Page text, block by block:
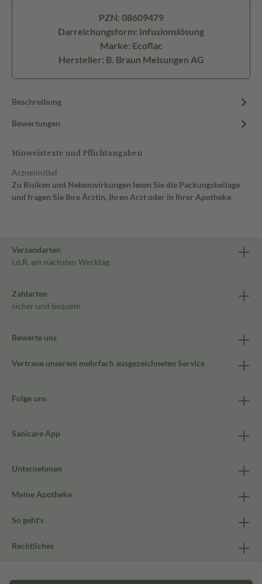
PZN: 08609479
Darreichungsform: Infusionslösung
Marke: Ecoflac
Hersteller: B. Braun Melsungen AG
Beschreibung
Bewertungen
Hinweistexte und Pflichtangaben
Arzneimittel
Zu Risiken und Nebenwirkungen lesen Sie die Packungsbeilage
und fragen Sie Ihre Ärztin, Ihren Arzt oder in Ihrer Apotheke.
Versandarten
i.d.R. am nächsten Werktag
Zahlarten
sicher und bequem
Bewerte uns
Vertraue unserem mehrfach ausgezeichneten Service
Folge uns
Sanicare App
Unternehmen
Meine Apotheke
So geht's
Rechtliches